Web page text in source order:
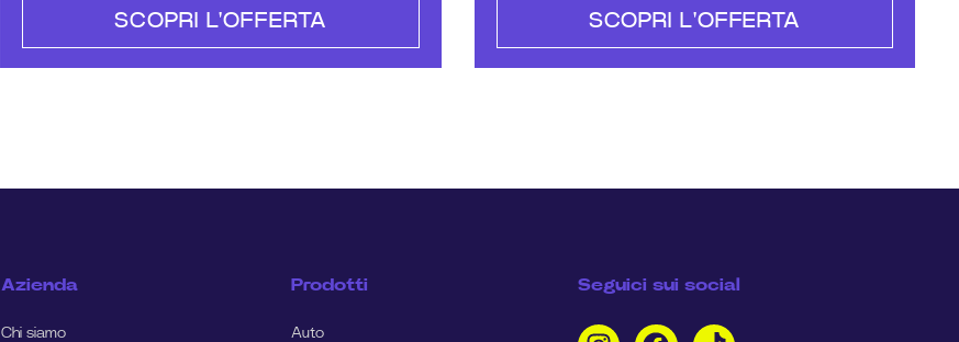
SCOPRI L'OFFERTA SCOPRI L'OFFERTA
Azienda
Chi siamo
Prodotti
Auto
Seguici sui social